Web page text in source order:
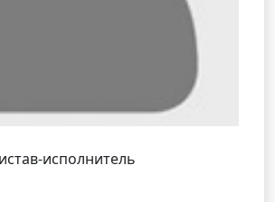
исполнитель